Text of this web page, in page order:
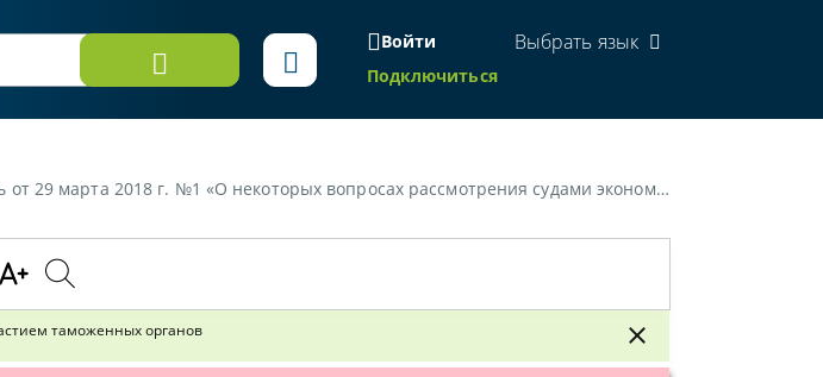
Войти
Подключиться
Выбрать язык
вопросах рассмотрения судами экономических и гражданских дел с участием таможенных органов»
таможенных органов